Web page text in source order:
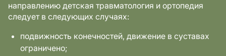
направлению детская травматология и ортопедия
следует в следующих случаях:
подвижность конечностей, движение в суставах
ограничено;